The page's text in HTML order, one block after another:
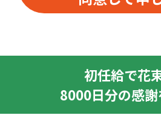
初任給で花
8000日分の感